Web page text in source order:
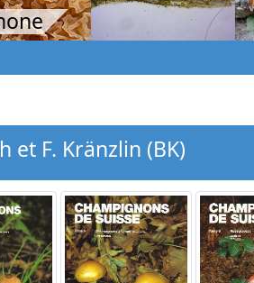
et F. Kränzlin (BK)